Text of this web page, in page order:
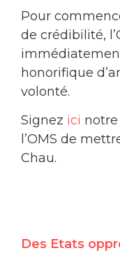
Pour
de crédibilité,
honorifique
volonté.
Signez ici
l’OMS de
Chau.